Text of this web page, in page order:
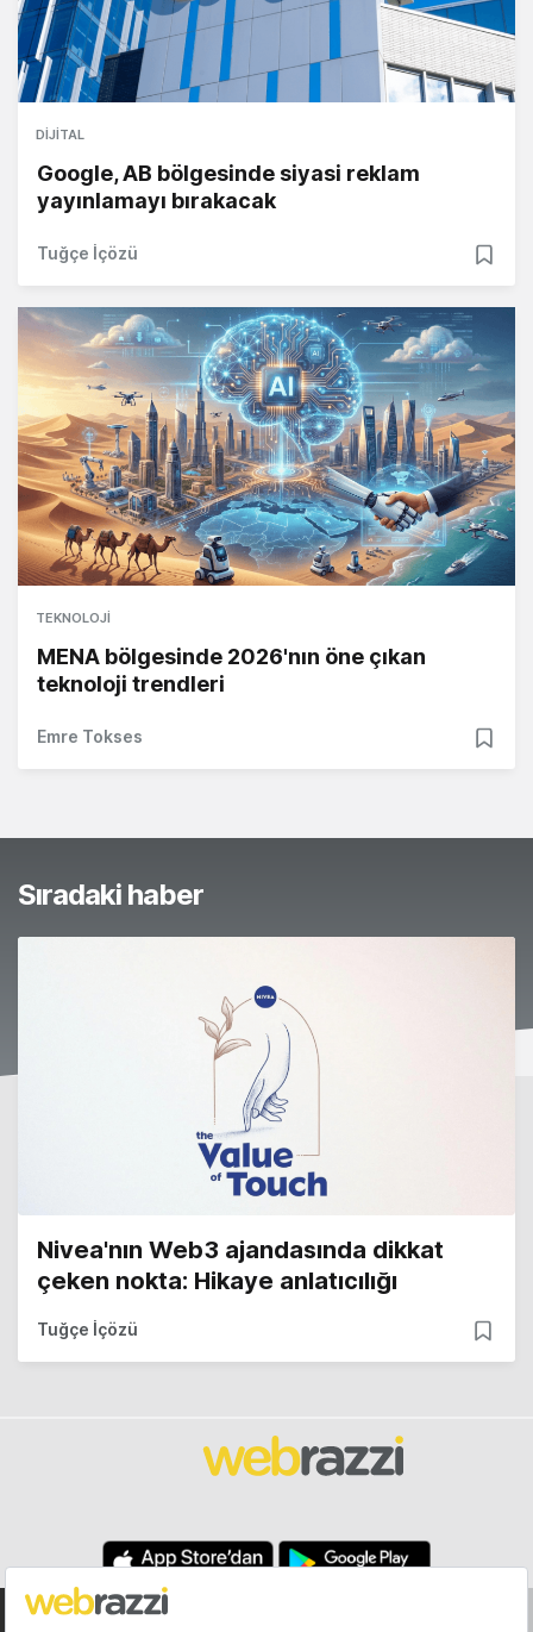
DIJITAL
Google, AB bölgesinde siyasi reklam
yayınlamayı bırakacak
Tuğçe İçözü
TEKNOLOJI
MENA bölgesinde 2026'nın öne çıkan
teknoloji trendleri
Emre Tokses
Sıradaki haber
Nivea'nın Web3 ajandasında dikkat
çeken nokta: Hikaye anlatıcılığı
Tuğçe İçözü